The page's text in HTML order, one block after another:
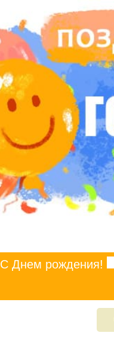
С Днем рождения!